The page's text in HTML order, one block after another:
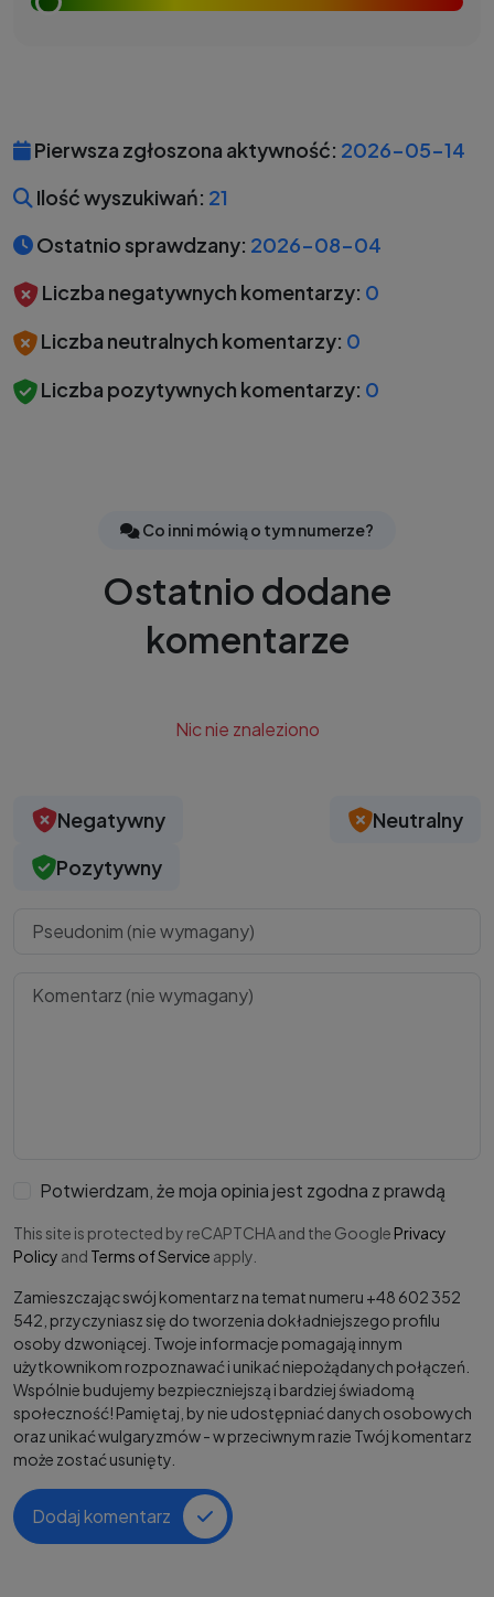
Pierwsza zgłoszona aktywność: 2026-05-14
Ilość wyszukiwań: 21
Ostatnio sprawdzany: 2026-08-04
Liczba negatywnych komentarzy: 0
Liczba neutralnych komentarzy: 0
Liczba pozytywnych komentarzy: 0
Co inni mówią o tym numerze?
Ostatnio dodane
komentarze
Nic nie znaleziono
Negatywny
Neutralny
Pozytywny
Potwierdzam, że moja opinia jest zgodna z prawdą
This site is protected by reCAPTCHA and the Google Privacy
Policy and Terms of Service apply.
Zamieszczając swój komentarz na temat numeru +48 602 352
542, przyczyniasz się do tworzenia dokładniejszego profilu
osoby dzwoniącej. Twoje informacje pomagają innym
użytkownikom rozpoznawać i unikać niepożądanych połączeń.
Wspólnie budujemy bezpieczniejszą i bardziej świadomą
społeczność! Pamiętaj, by nie udostępniać danych osobowych
oraz unikać wulgaryzmów - w przeciwnym razie Twój komentarz
może zostać usunięty.
Dodaj komentarz